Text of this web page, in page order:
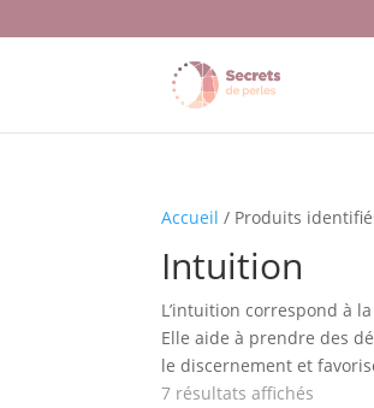
Accueil / Produits
Intuition
L’intuition correspond à
Elle aide à prendre des
le discernement et
7 résultats affichés